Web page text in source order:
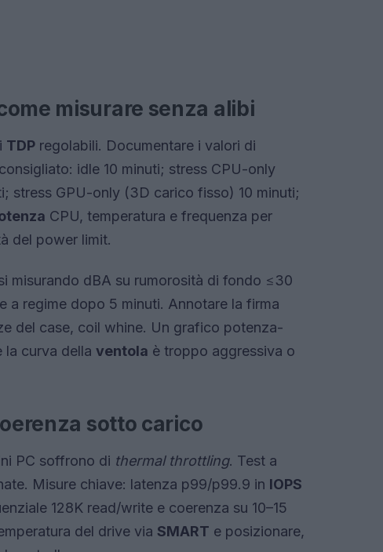
misurare senza alibi
TDP regolabili. Documentare i valori di
idle 10 minuti; stress CPU-only
stress GPU-only (3D carico fisso) 10 minuti;
CPU, temperatura e frequenza per
del power limit.
misurando dBA su rumorosità di fondo ≤30
a regime dopo 5 minuti. Annotare la firma
del case, coil whine. Un grafico potenza-
la curva della ventola è troppo aggressiva o
sotto carico
PC soffrono di thermal throttling. Test a
Misure chiave: latenza p99/p99.9 in IOPS
128K read/write e coerenza su 10–15
del drive via SMART e posizionare,